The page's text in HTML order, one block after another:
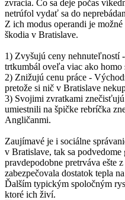
zvracia. Čo sa deje počas
netrúfol vydať sa do
Z ich modus operandi je
škodia v Bratislave.
1) Zvyšujú ceny nehnuteľností
trtkumbál oveľa viac ako homo
2) Znižujú cenu práce -
pretože si nič v Bratislave
3) Svojimi zvratkami
umiestnili na špičke rebríčka
Angličanmi.
Zaujímavé je i sociálne
v Bratislave, tak sa
pravdepodobne pretrváva ešte
zabezpečovala dostatok tepla
Ďalším typickým spoločným
ktoré ich živí.